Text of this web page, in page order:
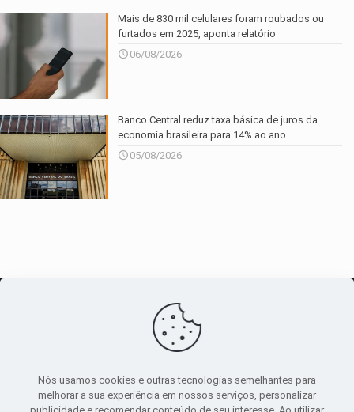
Mais de 830 mil celulares foram roubados ou
furtados em 2025, aponta relatório
06/08/2026
Banco Central reduz taxa básica de juros da
economia brasileira para 14% ao ano
05/08/2026
canal de notícias
Nós usamos cookies e outras tecnologias semelhantes para
melhorar a sua experiência em nossos serviços, personalizar